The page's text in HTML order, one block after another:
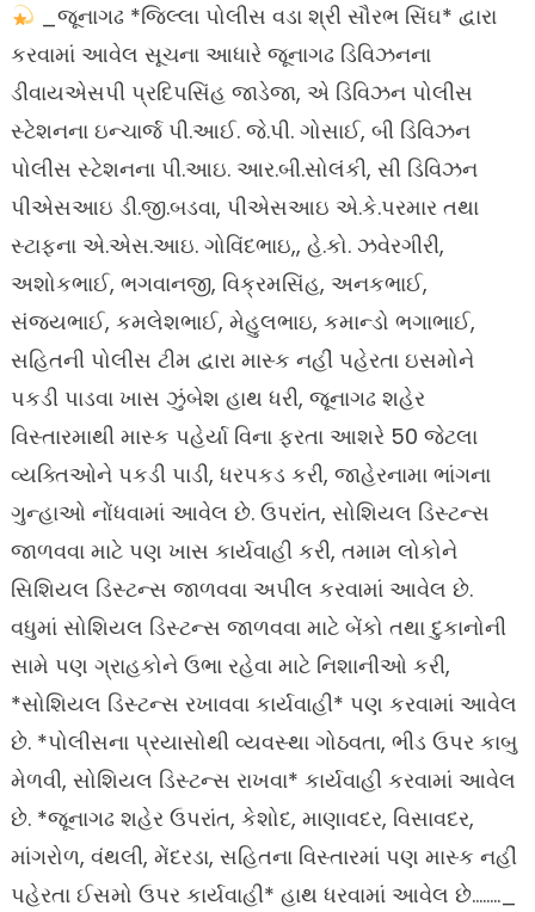
_જૂનાગઢ *જિલ્લા પોલીસ વડા શ્રી સૌરભ સિંઘ* દ્વારા
કરવામાં આવેલ સૂચના આધારે જૂનાગઢ ડિવિઝનના
ડીવાયએસપી પ્રદિપસિંહ જાડેજા, એ ડિવિઝન પોલીસ
સ્ટેશનના ઇન્ચાર્જ પી.આઈ. જે.પી. ગોસાઈ, બી ડિવિઝન
પોલીસ સ્ટેશનના પી.આઇ. આર.બી.સોલંકી, સી ડિવિઝન
પીએસઆઇ ડી.જી.બડવા, પીએસઆઇ એ.કે.પરમાર તથા
સ્ટાફના એ.એસ.આઇ. ગોવિંદભાઇ,, હે.કો. ઝવેરગીરી,
અશોકભાઈ, ભગવાનજી, વિક્રમસિંહ, અનકભાઈ,
સંજયભાઈ, કમલેશભાઈ, મેહુલભાઇ, કમાન્ડો ભગાભાઈ,
સહિતની પોલીસ ટીમ દ્વારા માસ્ક નહીં પહેરતા ઇસમોને
પકડી પાડવા ખાસ ઝુંબેશ હાથ ધરી, જૂનાગઢ શહેર
વિસ્તારમાથી માસ્ક પહેર્યા વિના ફરતા આશરે 50 જેટલા
વ્યક્તિઓને પકડી પાડી, ધરપકડ કરી, જાહેરનામા ભાંગના
ગુન્હાઓ નોંધવામાં આવેલ છે. ઉપરાંત, સોશિયલ ડિસ્ટન્સ
જાળવવા માટે પણ ખાસ કાર્યવાહી કરી, તમામ લોકોને
સિશિયલ ડિસ્ટન્સ જાળવવા અપીલ કરવામાં આવેલ છે.
વધુમાં સોશિયલ ડિસ્ટન્સ જાળવવા માટે બેંકો તથા દુકાનોની
સામે પણ ગ્રાહકોને ઉભા રહેવા માટે નિશાનીઓ કરી,
*સોશિયલ ડિસ્ટન્સ રખાવવા કાર્યવાહી* પણ કરવામાં આવેલ
છે. *પોલીસના પ્રયાસોથી વ્યવસ્થા ગોઠવતા, ભીડ ઉપર કાબુ
મેળવી, સોશિયલ ડિસ્ટન્સ રાખવા* કાર્યવાહી કરવામાં આવેલ
છે. *જૂનાગઢ શહેર ઉપરાંત, કેશોદ, માણાવદર, વિસાવદર,
માંગરોળ, વંથલી, મેંદરડા, સહિતના વિસ્તારમાં પણ માસ્ક નહીં
પહેરતા ઈસમો ઉપર કાર્યવાહી* હાથ ધરવામાં આવેલ છે…….._